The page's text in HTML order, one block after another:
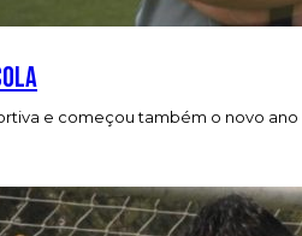
e começou também o novo